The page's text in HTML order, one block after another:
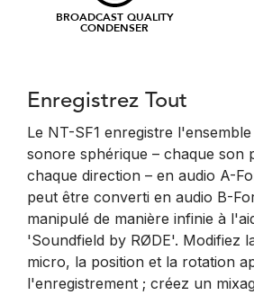
BROADCAST QUALITY
CONDENSER
Enregistrez Tout
Le NT-SF1 enregistre
sonore sphérique – chaque son
chaque direction – en audio A-
peut être converti en audio B-
manipulé de manière infinie à
'Soundfield by RØDE'. Modifiez
micro, la position et la rotation
l'enregistrement ; créez un